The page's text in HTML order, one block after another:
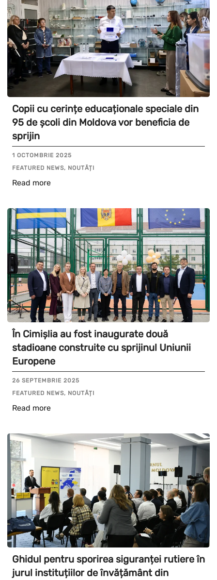
Copii cu cerințe educaționale speciale din
95 de școli din Moldova vor beneficia de
sprijin
1 OCTOMBRIE 2025
FEATURED NEWS, NOUTĂȚI
Read more
În Cimișlia au fost inaugurate două
stadioane construite cu sprijinul Uniunii
Europene
26 SEPTEMBRIE 2025
FEATURED NEWS, NOUTĂȚI
Read more
Ghidul pentru sporirea siguranței rutiere în
jurul instituțiilor de învățământ din